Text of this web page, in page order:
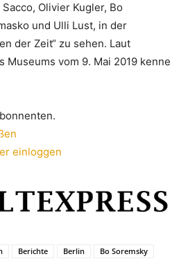
Olivier Kugler, Bo
und Ulli Lust, in der
der Zeit“ zu sehen. Laut
Museums vom 9. Mai 2019 kenne
einloggen
Berichte Berlin
Bo Soremsky